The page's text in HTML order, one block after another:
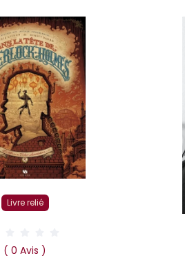
Livre relié
( 0 Avis )